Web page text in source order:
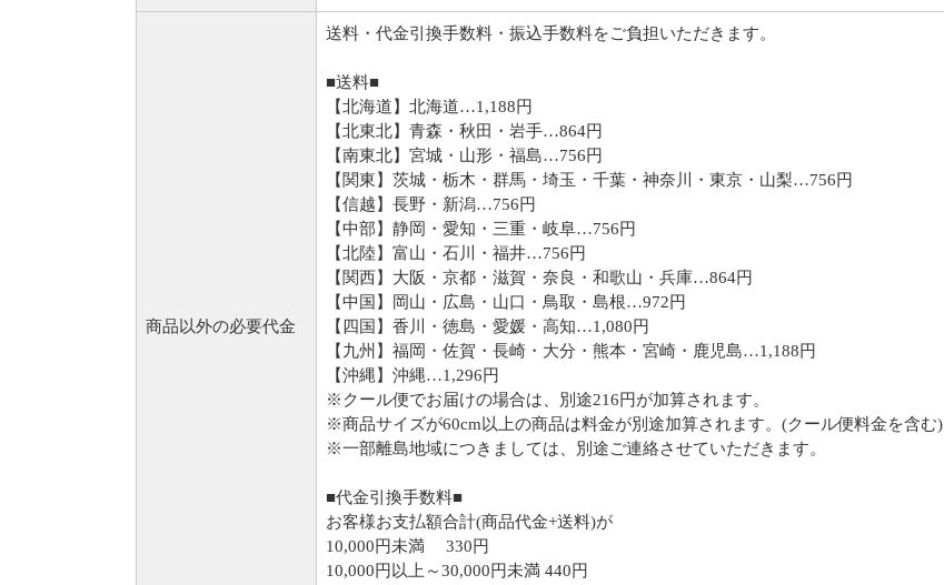
商品以外の必要代金
送料・代金引換手数料・振込手数料をご負担いただきます。
■送料■
【北海道】北海道…1,188円
【北東北】青森・秋田・岩手…864円
【南東北】宮城・山形・福島…756円
【関東】茨城・栃木・群馬・埼玉・千葉・神奈川・東京・山梨…756円
【信越】長野・新潟…756円
【中部】静岡・愛知・三重・岐阜…756円
【北陸】富山・石川・福井…756円
【関西】大阪・京都・滋賀・奈良・和歌山・兵庫…864円
【中国】岡山・広島・山口・鳥取・島根…972円
【四国】香川・徳島・愛媛・高知…1,080円
【九州】福岡・佐賀・長崎・大分・熊本・宮崎・鹿児島…1,188円
【沖縄】沖縄…1,296円
※クール便でお届けの場合は、別途216円が加算されます。
※商品サイズが60cm以上の商品は料金が別途加算されます。(クール便料金を含む)
※一部離島地域につきましては、別途ご連絡させていただきます。
■代金引換手数料■
お客様お支払額合計(商品代金+送料)が
10,000円未満 330円
10,000円以上～30,000円未満 440円